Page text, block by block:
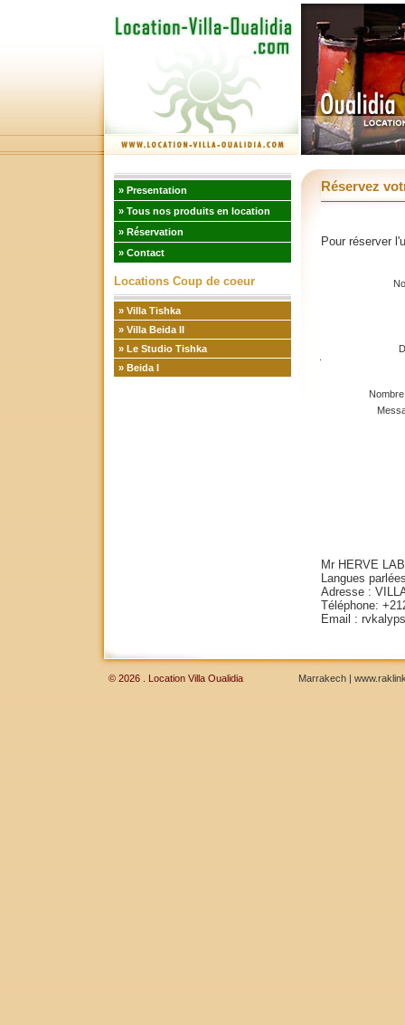
» Presentation
» Tous nos produits en location
» Réservation
» Contact
Locations Coup de coeur
» Villa Tishka
» Villa Beida II
» Le Studio Tishka
» Beida I
Réservez
Pour réserver
Mr HERVE
Langues
Adresse :
Téléphone:
Email :
© 2026 . Location Villa Oualidia Marrakech |